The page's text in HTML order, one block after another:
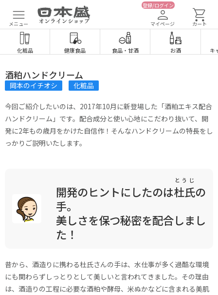
メニュー
登録/ログイン
マイページ カート
化粧品 健康食品 食品・ 甘酒 お酒 キ
酒粕ハンドクリーム
岡本のイチオシ 化粧品
今回ご紹介したいのは、2017年10月に新登場した「酒粕エキス配合
ハンドクリーム」です。配合成分と使い心地にこだわり抜いて、開
発に2年もの歳月をかけた自信作！そんなハンドクリームの特長をし
っかりご説明いたします。
開発のヒントにしたのは杜氏
とうじ
の
手。
美しさを保つ秘密を配合しまし
た！
昔から、酒造りに携わる杜氏さんの手は、水仕事が多く過酷な環境
にも関わらずしっとりとして美しいと言われてきました。その理由
は、酒造りの工程に必要な酒粕や酵母、米ぬかなどに含まれる美肌